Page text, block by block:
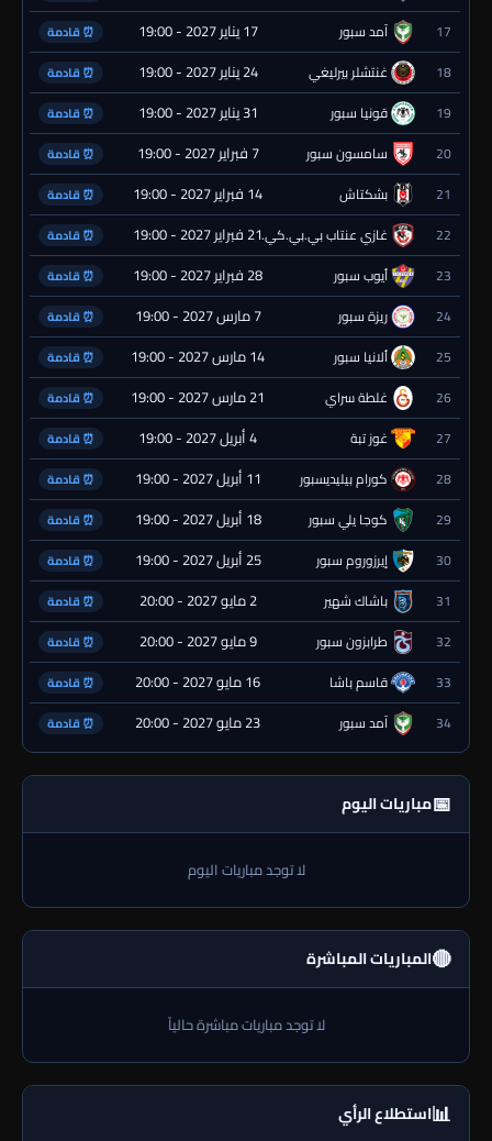
17 آمد سبور 17 يناير 2027 - 19:00 ⏰ قادمة
18 غنتشلر بيرليغي 24 يناير 2027 - 19:00 ⏰ قادمة
19 قونيا سبور 31 يناير 2027 - 19:00 ⏰ قادمة
20 سامسون سبور 7 فبراير 2027 - 19:00 ⏰ قادمة
21 بشكتاش 14 فبراير 2027 - 19:00 ⏰ قادمة
22 غازي عنتاب بي.بي.كي.21 فبراير 2027 - 19:00 ⏰ قادمة
23 أيوب سبور 28 فبراير 2027 - 19:00 ⏰ قادمة
24 ريزة سبور 7 مارس 2027 - 19:00 ⏰ قادمة
25 ألانيا سبور 14 مارس 2027 - 19:00 ⏰ قادمة
26 غلطة سراي 21 مارس 2027 - 19:00 ⏰ قادمة
27 غوز تبة 4 أبريل 2027 - 19:00 ⏰ قادمة
28 كورام بيليديسبور 11 أبريل 2027 - 19:00 ⏰ قادمة
29 كوجا يلي سبور 18 أبريل 2027 - 19:00 ⏰ قادمة
30 إيرزوروم سبور 25 أبريل 2027 - 19:00 ⏰ قادمة
31 باشاك شهير 2 مايو 2027 - 20:00 ⏰ قادمة
32 طرابزون سبور 9 مايو 2027 - 20:00 ⏰ قادمة
33 قاسم باشا 16 مايو 2027 - 20:00 ⏰ قادمة
34 آمد سبور 23 مايو 2027 - 20:00 ⏰ قادمة
📅مباريات اليوم
لا توجد مباريات اليوم
🔴المباريات المباشرة
لا توجد مباريات مباشرة حالياً
📊استطلاع الرأي